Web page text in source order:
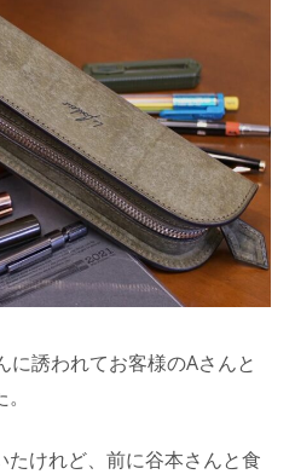
に誘われてお客様のAさんと
けれど、前に谷本さんと食